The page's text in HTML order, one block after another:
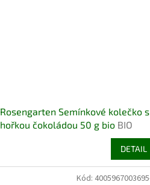
Rosengarten Semínkové kolečko s
hořkou čokoládou 50 g bio BIO
DETAIL
Kód: